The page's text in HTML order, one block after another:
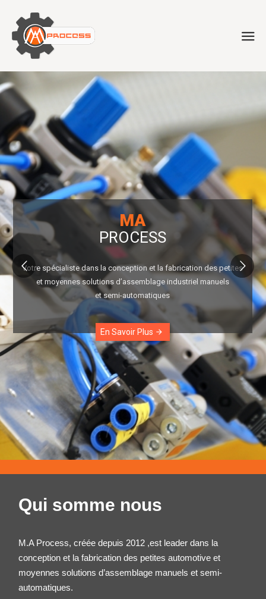
MA
PROCESS
Votre spécialiste dans la conception et la fabrication des petites
et moyennes solutions d’assemblage industriel manuels
et semi-automatiques
En Savoir Plus arrow_forward
Qui somme nous
M.A Process, créée depuis 2012 ,est leader dans la
conception et la fabrication des petitesautomotive et
moyennes solutions d’assemblage manuels et semi-
automatiques.